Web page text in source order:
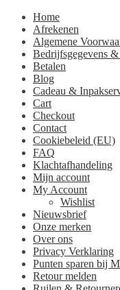
Home
Afrekenen
Algemene
Bedrijfsgegevens
Betalen
Blog
Cadeau &
Cart
Checkout
Contact
Cookiebeleid (EU)
FAQ
Klachtafhandeling
Mijn account
My Account
Wishlist
Nieuwsbrief
Onze merken
Over ons
Privacy Verklaring
Punten sparen bij
Retour melden